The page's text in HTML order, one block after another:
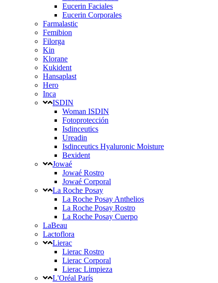
Eucerin Faciales
Eucerin Corporales
Farmalastic
Femibion
Filorga
Kin
Klorane
Kukident
Hansaplast
Hero
Inca
ISDIN
Woman ISDIN
Fotoprotección
Isdinceutics
Ureadin
Isdinceutics Hyaluronic Moisture
Bexident
Jowaé
Jowaé Rostro
Jowaé Corporal
La Roche Posay
La Roche Posay Anthelios
La Roche Posay Rostro
La Roche Posay Cuerpo
LaBeau
Lactoflora
Lierac
Lierac Rostro
Lierac Corporal
Lierac Limpieza
L'Oréal París